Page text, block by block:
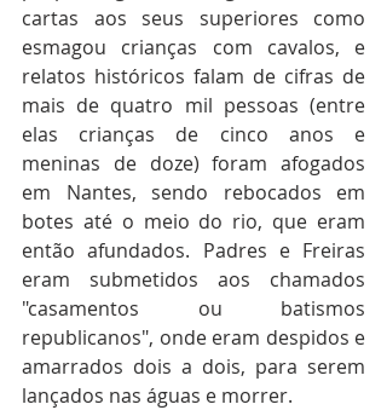
cartas aos seus superiores como
esmagou crianças com cavalos, e
relatos históricos falam de cifras de
mais de quatro mil pessoas (entre
elas crianças de cinco anos e
meninas de doze) foram afogados
em Nantes, sendo rebocados em
botes até o meio do rio, que eram
então afundados. Padres e Freiras
eram submetidos aos chamados
"casamentos ou batismos
republicanos", onde eram despidos e
amarrados dois a dois, para serem
lançados nas águas e morrer.